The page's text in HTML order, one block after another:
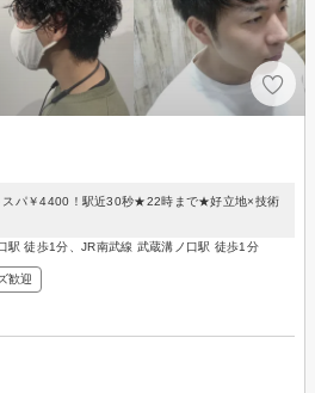
スパ￥4400！駅近30秒★22時まで★好立地×技術
駅 徒歩1分、JR南武線 武蔵溝ノ口駅 徒歩1分
歓迎